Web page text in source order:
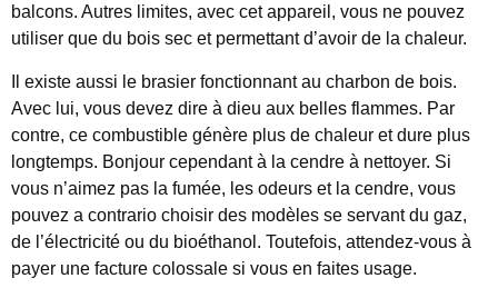
balcons. Autres limites, avec cet appareil, vous ne pouvez
utiliser que du bois sec et permettant d’avoir de la chaleur.
Il existe aussi le brasier fonctionnant au charbon de bois.
Avec lui, vous devez dire à dieu aux belles flammes. Par
contre, ce combustible génère plus de chaleur et dure plus
longtemps. Bonjour cependant à la cendre à nettoyer. Si
vous n’aimez pas la fumée, les odeurs et la cendre, vous
pouvez a contrario choisir des modèles se servant du gaz,
de l’électricité ou du bioéthanol. Toutefois, attendez-vous à
payer une facture colossale si vous en faites usage.